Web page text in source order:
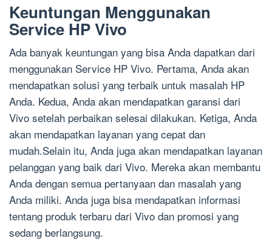
Keuntungan Menggunakan
Service HP Vivo
Ada banyak keuntungan yang bisa Anda dapatkan dari
menggunakan Service HP Vivo. Pertama, Anda akan
mendapatkan solusi yang terbaik untuk masalah HP
Anda. Kedua, Anda akan mendapatkan garansi dari
Vivo setelah perbaikan selesai dilakukan. Ketiga, Anda
akan mendapatkan layanan yang cepat dan
mudah.Selain itu, Anda juga akan mendapatkan layanan
pelanggan yang baik dari Vivo. Mereka akan membantu
Anda dengan semua pertanyaan dan masalah yang
Anda miliki. Anda juga bisa mendapatkan informasi
tentang produk terbaru dari Vivo dan promosi yang
sedang berlangsung.